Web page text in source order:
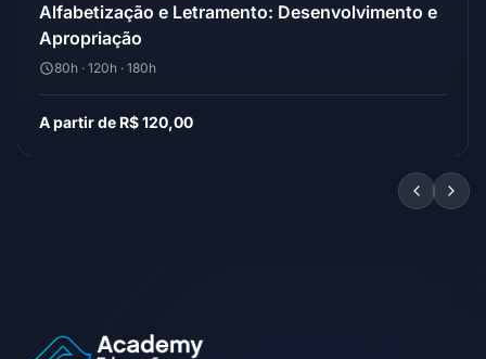
Alfabetização e Letramento: Desenvolvimento e
Apropriação
80h · 120h · 180h
A partir de R$ 120,00